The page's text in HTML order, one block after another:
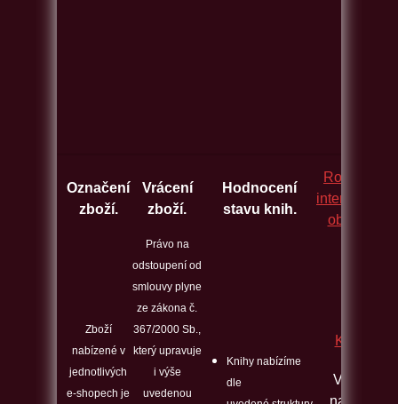
Označení
zboží.
Vrácení
zboží.
Hodnocení
stavu knih.
Rozcestník
obchodů.
Zboží
nabízené v
jednotlivých
e-shopech je
Právo na
odstoupení od
smlouvy plyne
ze zákona č.
367/2000 Sb.,
který upravuje
i výše
uvedenou
Knihy nabízíme
dle
Kontakt
Veškeré